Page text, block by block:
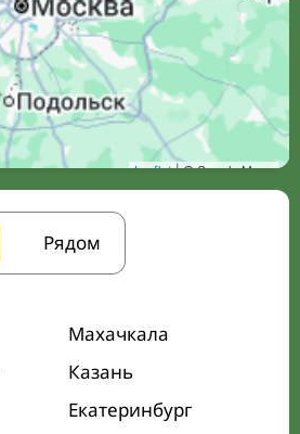
Leaflet| © Google Maps
Рядом
Махачкала
Казань
Екатеринбург